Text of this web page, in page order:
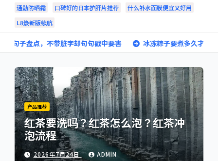
通勤防晒霜
口碑好的日本护肝片推荐
什么补水面膜便宜又好用
L8焕新版续航
却句句戳中要害 冰冻粽子要煮多久才可以熟？冷水下锅还是热
产品推荐
红茶要洗吗？红茶怎么泡？红茶冲
泡流程
2026年7月24日 ADMIN